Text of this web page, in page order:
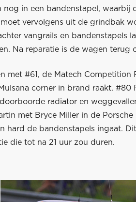
nog in een bandenstapel, waarbij
vervolgens uit de grindbak
vangrails en bandenstapels
Na reparatie is de wagen terug
met #61, de Matech Competition
corner in brand raakt. #80
radiator en
met Bryce Miller in de
hard de bandenstapels ingaat.
die tot na 21 uur zou duren.